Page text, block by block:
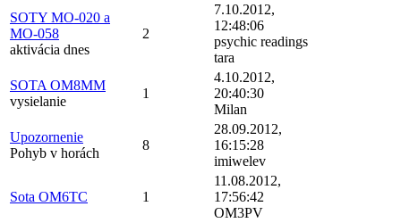
SOTY MO-020 a
MO-058
aktivácia dnes
2
7.10.2012,
12:48:06
psychic readings
tara
SOTA OM8MM
vysielanie
1
4.10.2012,
20:40:30
Milan
Upozornenie
Pohyb v horách
8
28.09.2012,
16:15:28
imiwelev
Sota OM6TC 1
11.08.2012,
17:56:42
OM3PV